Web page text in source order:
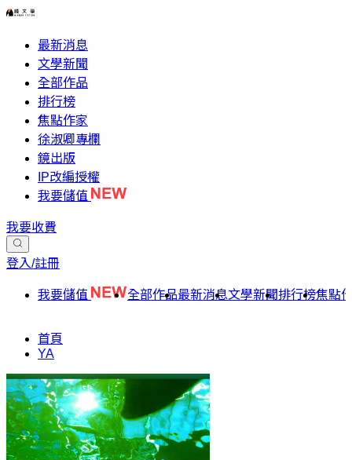
最新消息
文學新聞
全部作品
排行榜
焦點作家
徐淑卿專欄
鏡出版
IP改編授權
我要儲值
我要收費
登入/註冊
我要儲值 全部作品最新消息文學新聞排行榜焦點
首頁
YA